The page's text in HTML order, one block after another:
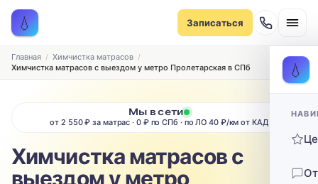
💧 Записаться
Записаться на химчистку
Рассчитаем стоимость и подберём удобное время
ТИП МЕБЕЛИ
ТИП ОБИВКИ
Выберите ткань…
💧
Главная
Химчистка матрасов
Химчистка матрасов с выездом у метро Пролетарская в СПб
Мы в сети
от 2 550 ₽ за матрас · 0 ₽ по СПб · по ЛО 40 ₽/км от КАД
Химчистка матрасов с
выездом у метро